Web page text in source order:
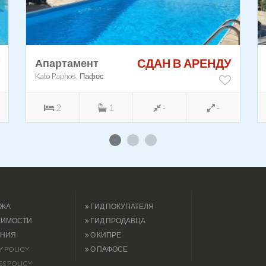
Апартамент
Kato Paphos, Пафос
СДАН В АРЕНДУ
2 1 - -
POLICY
POLICY
ГИД ПОКУПАТЕЛЯ
ГИД ПРОДАВЦА
О КИПРЕ
О ПАФОСЕ